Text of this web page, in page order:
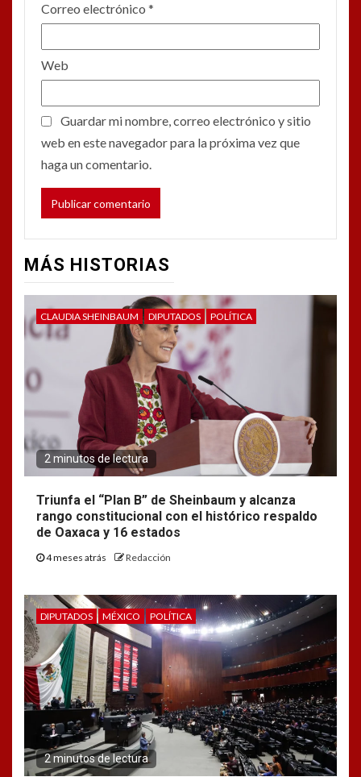
Correo electrónico *
Web
Guardar mi nombre, correo electrónico y sitio
web en este navegador para la próxima vez que
haga un comentario.
MÁS HISTORIAS
CLAUDIA SHEINBAUM DIPUTADOS POLÍTICA
2 minutos de lectura
Triunfa el “Plan B” de Sheinbaum y alcanza
rango constitucional con el histórico respaldo
de Oaxaca y 16 estados
4 meses atrás Redacción
DIPUTADOS MÉXICO POLÍTICA
2 minutos de lectura